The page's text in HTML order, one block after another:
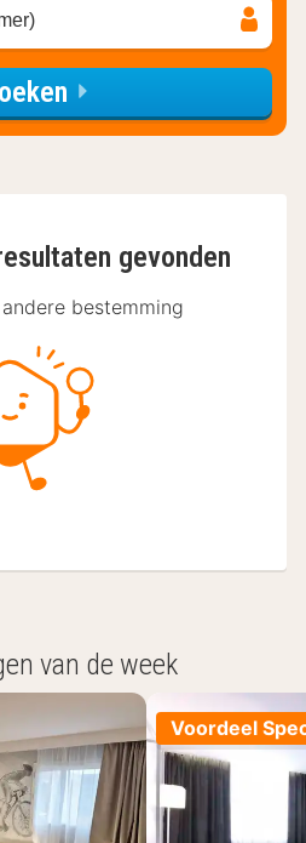
gevonden
bestemming
van de week
Voordeel